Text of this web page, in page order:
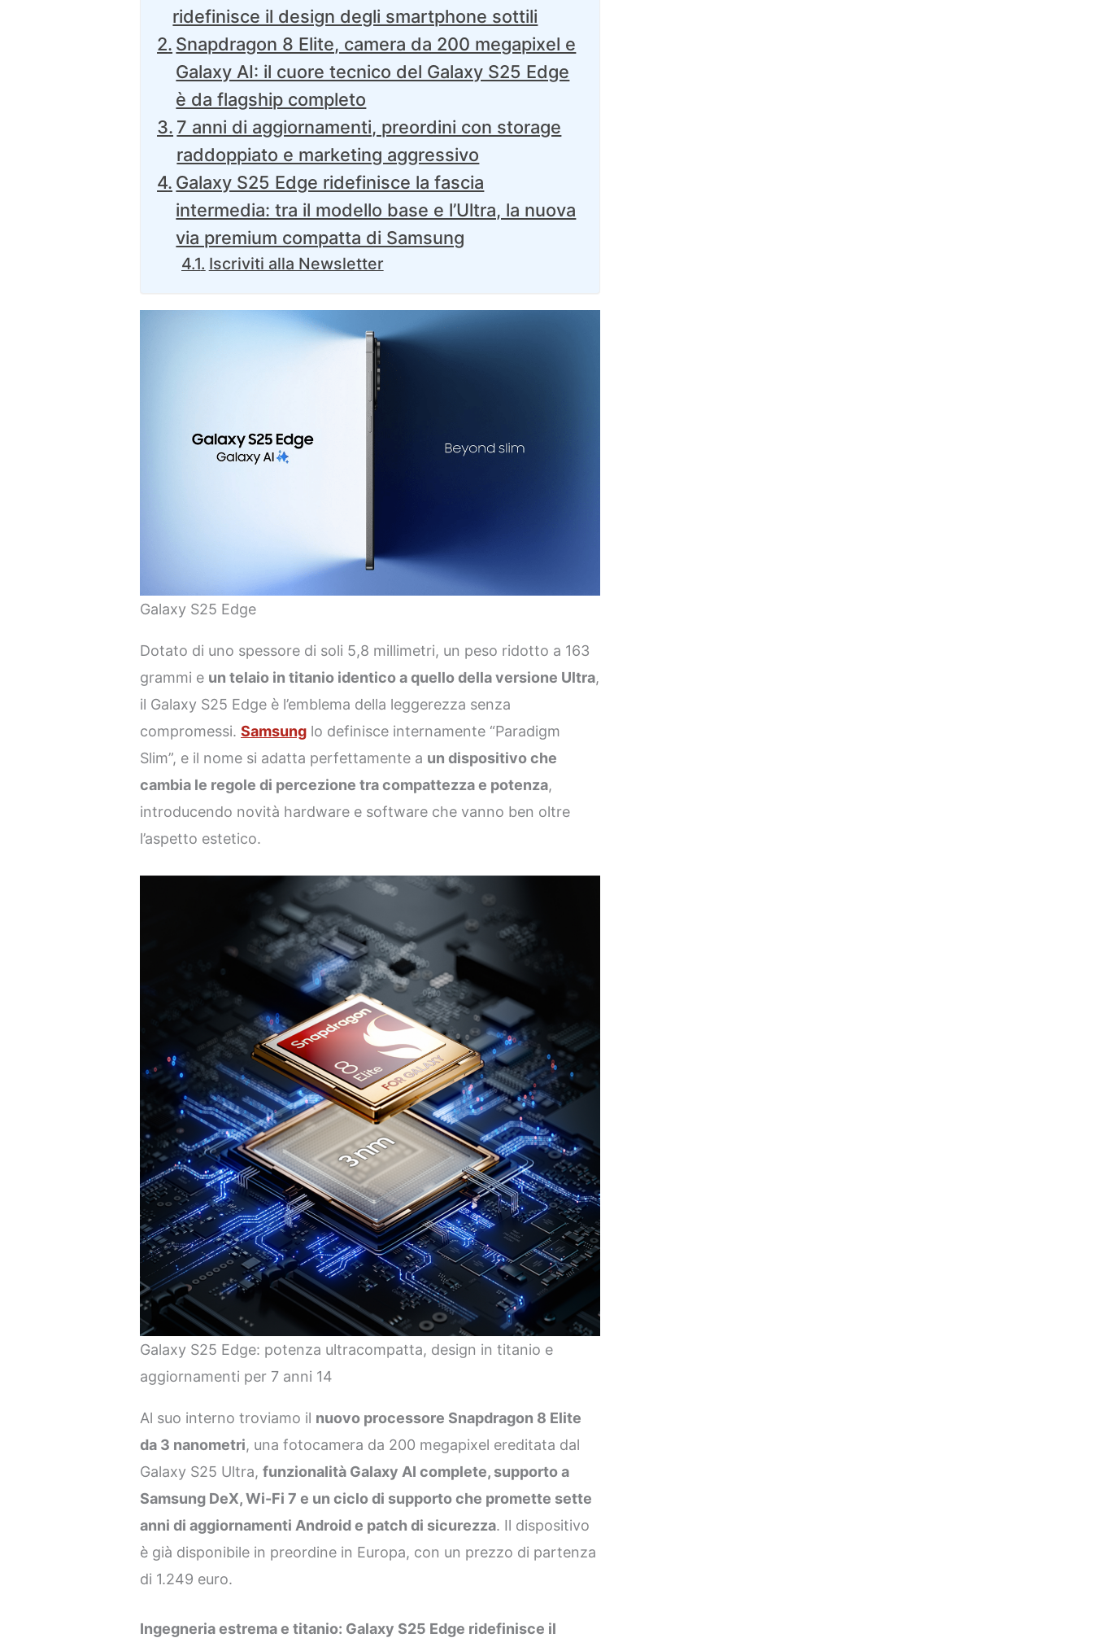
ridefinisce il design degli smartphone sottili
Snapdragon 8 Elite, camera da 200 megapixel e
Galaxy AI: il cuore tecnico del Galaxy S25 Edge
è da flagship completo
7 anni di aggiornamenti, preordini con storage
raddoppiato e marketing aggressivo
Galaxy S25 Edge ridefinisce la fascia
intermedia: tra il modello base e l’Ultra, la nuova
via premium compatta di Samsung
Iscriviti alla Newsletter
Galaxy S25 Edge
Dotato di uno spessore di soli 5,8 millimetri, un peso ridotto a 163
grammi e un telaio in titanio identico a quello della versione Ultra,
il Galaxy S25 Edge è l’emblema della leggerezza senza
compromessi.Samsung lo definisce internamente “Paradigm
Slim”, e il nome si adatta perfettamente a un dispositivo che
cambia le regole di percezione tra compattezza e potenza,
introducendo novità hardware e software che vanno ben oltre
l’aspetto estetico.
Galaxy S25 Edge: potenza ultracompatta, design in titanio e
aggiornamenti per 7 anni 14
Al suo interno troviamo il nuovo processore Snapdragon 8 Elite
da 3 nanometri, una fotocamera da 200 megapixel ereditata dal
Galaxy S25 Ultra,funzionalità Galaxy AI complete, supporto a
Samsung DeX, Wi-Fi 7 e un ciclo di supporto che promette sette
anni di aggiornamenti Android e patch di sicurezza. Il dispositivo
è già disponibile in preordine in Europa, con un prezzo di partenza
di 1.249 euro.
Ingegneria estrema e titanio: Galaxy S25 Edge ridefinisce il